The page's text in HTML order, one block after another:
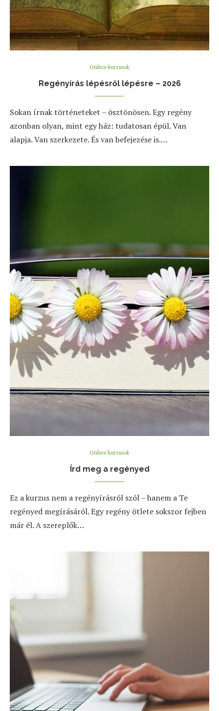
Online kurzusok
Regényírás lépésről lépésre – 2026
Sokan írnak történeteket – ösztönösen. Egy regény
azonban olyan, mint egy ház: tudatosan épül. Van
alapja. Van szerkezete. És van befejezése is.…
Online kurzusok
Írd meg a regényed
Ez a kurzus nem a regényírásról szól – hanem a Te
regényed megírásáról. Egy regény ötlete sokszor fejben
már él. A szereplők…